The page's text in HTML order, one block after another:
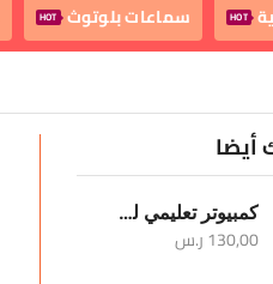
HOT سماعات بلوتوث HOT
أيضا
كمبيوتر تعليمي للأطفال
130,00ر.س